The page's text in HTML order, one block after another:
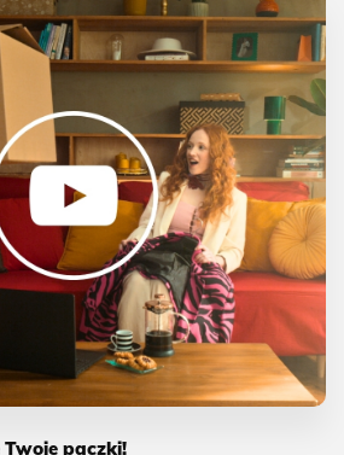
Twoje paczki!